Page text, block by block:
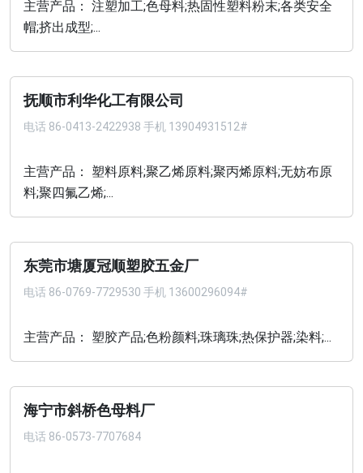
主营产品： 注塑加工;色母料;热固性塑料粉末;各类安全
帽;挤出成型;...
抚顺市利华化工有限公司
电话 86-0413-2422938 手机 13904931512#
主营产品： 塑料原料;聚乙烯原料;聚丙烯原料;无妨布原
料;聚四氟乙烯;...
东莞市塘厦冠顺塑胶五金厂
电话 86-0769-7729530 手机 13600296094#
主营产品： 塑胶产品;色粉颜料;珠璃珠;热保护器;染料;...
海宁市斜桥色母料厂
电话 86-0573-7707684